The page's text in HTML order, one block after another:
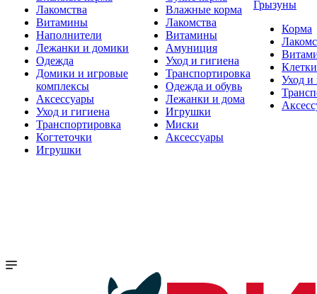
Лакомства
Витамины
Наполнители
Лежанки и домики
Одежда
Домики и игровые
комплексы
Аксессуары
Уход и гигиена
Транспортировка
Когтеточки
Игрушки
Влажные корма
Лакомства
Витамины
Амуниция
Уход и гигиена
Транспортировка
Одежда и обувь
Лежанки и дома
Игрушки
Миски
Аксессуары
Грызуны
Корма
Клетки
Уход и